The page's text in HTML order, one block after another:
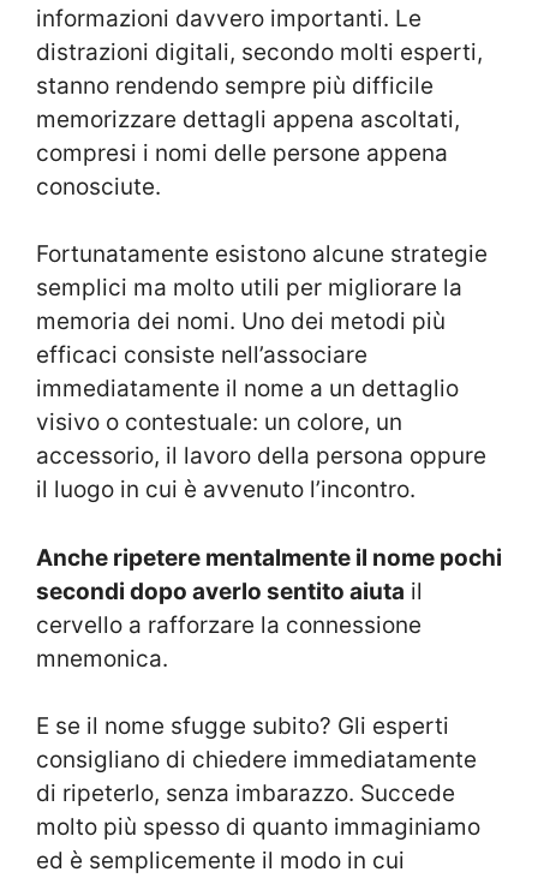
informazioni davvero importanti. Le
distrazioni digitali, secondo molti esperti,
stanno rendendo sempre più difficile
memorizzare dettagli appena ascoltati,
compresi i nomi delle persone appena
conosciute.
Fortunatamente esistono alcune strategie
semplici ma molto utili per migliorare la
memoria dei nomi. Uno dei metodi più
efficaci consiste nell’associare
immediatamente il nome a un dettaglio
visivo o contestuale: un colore, un
accessorio, il lavoro della persona oppure
il luogo in cui è avvenuto l’incontro.
Anche ripetere mentalmente il nome pochi
secondi dopo averlo sentito aiuta il
cervello a rafforzare la connessione
mnemonica.
E se il nome sfugge subito? Gli esperti
consigliano di chiedere immediatamente
di ripeterlo, senza imbarazzo. Succede
molto più spesso di quanto immaginiamo
ed è semplicemente il modo in cui